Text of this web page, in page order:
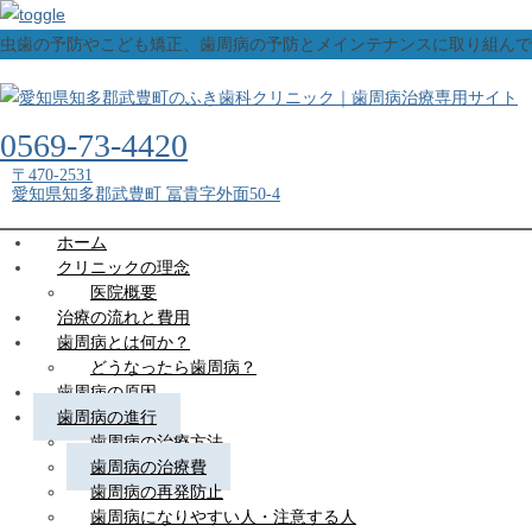
虫歯の予防やこども矯正、歯周病の予防とメインテナンスに取り組ん
0569-73-4420
〒470-2531
愛知県知多郡武豊町 冨貴字外面50-4
ホーム
クリニックの理念
医院概要
治療の流れと費用
歯周病とは何か？
どうなったら歯周病？
歯周病の原因
歯周病の進行
歯周病の治療方法
歯周病の治療費
歯周病の再発防止
歯周病になりやすい人・注意する人